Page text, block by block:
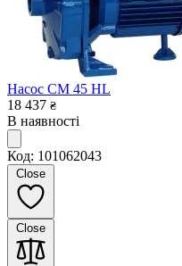
Насос CM 45 HL
18 437 ₴
В наявності
Код: 101062043
Close
Close